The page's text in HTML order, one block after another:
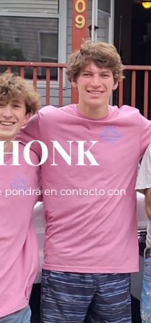
pondrá en contacto con